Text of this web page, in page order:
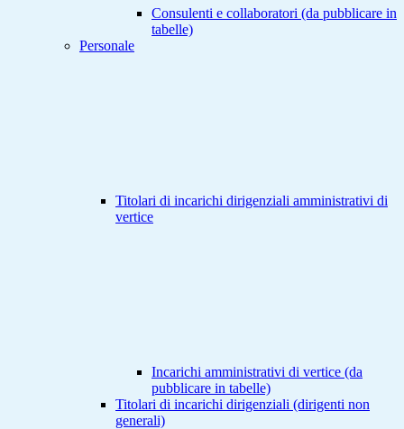
Consulenti e collaboratori (da pubblicare in
tabelle)
Personale
Titolari di incarichi dirigenziali amministrativi di
vertice
Incarichi amministrativi di vertice (da
pubblicare in tabelle)
Titolari di incarichi dirigenziali (dirigenti non
generali)